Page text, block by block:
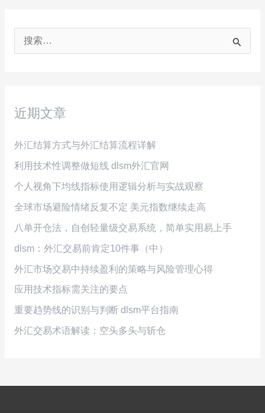
近期文章
外汇结算方式与外汇结算流程详解
利用技术性调整做短线 dlsm外汇官网
个人视角下均线指标使用逻辑分析与实战观察
全球市场避险情绪反复不定 美元指数继续走高
八单开仓法，自创轻量级交易系统，简单实用易上手
dlsm：外汇交易前肯定10件事（中）
外汇市场交易中持续盈利的策略与风险管理心得
应用技术指标需关注的要点
重要趋势线的识别与判断 dlsm平台指南
外汇交易术语解读：空头多头与斩仓